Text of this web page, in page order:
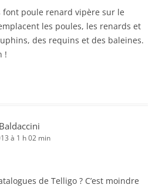
font poule renard vipère sur le
les poules, les renards et
des requins et des baleines.
!
à 1 h 02 min
de Telligo ? C’est moindre